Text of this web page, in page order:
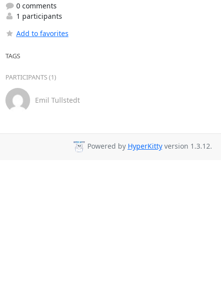
0 comments
1 participants
Add to favorites
TAGS
PARTICIPANTS (1)
Emil Tullstedt
Powered by HyperKittyversion 1.3.12.